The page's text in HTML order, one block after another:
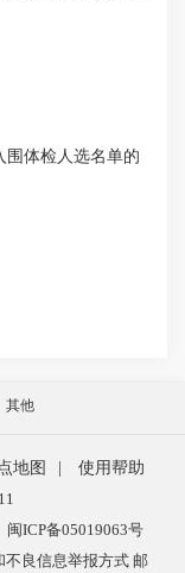
围体检人选名单的
其他
地图
使用帮助
闽ICP备05019063号
良信息举报方式 邮